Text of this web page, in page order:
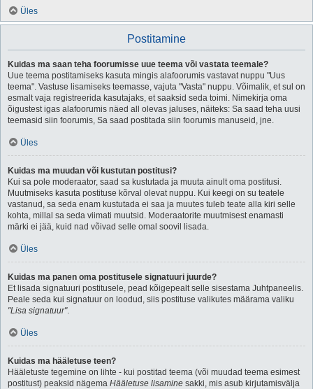
Üles
Postitamine
Kuidas ma saan teha foorumisse uue teema või vastata teemale?
Uue teema postitamiseks kasuta mingis alafoorumis vastavat nuppu "Uus
teema". Vastuse lisamiseks teemasse, vajuta "Vasta" nuppu. Võimalik, et sul on
esmalt vaja registreerida kasutajaks, et saaksid seda toimi. Nimekirja oma
õigustest igas alafoorumis näed all olevas jaluses, näiteks: Sa saad teha uusi
teemasid siin foorumis, Sa saad postitada siin foorumis manuseid, jne.
Üles
Kuidas ma muudan või kustutan postitusi?
Kui sa pole moderaator, saad sa kustutada ja muuta ainult oma postitusi.
Muutmiseks kasuta postituse kõrval olevat nuppu. Kui keegi on su teatele
vastanud, sa seda enam kustutada ei saa ja muutes tuleb teate alla kiri selle
kohta, millal sa seda viimati muutsid. Moderaatorite muutmisest enamasti
märki ei jää, kuid nad võivad selle omal soovil lisada.
Üles
Kuidas ma panen oma postitusele signatuuri juurde?
Et lisada signatuuri postitusele, pead kõigepealt selle sisestama Juhtpaneelis.
Peale seda kui signatuur on loodud, siis postituse valikutes määrama valiku
"Lisa signatuur".
Üles
Kuidas ma hääletuse teen?
Hääletuste tegemine on lihte - kui postitad teema (või muudad teema esimest
postitust) peaksid nägema Hääletuse lisamine sakki, mis asub kirjutamisvälja